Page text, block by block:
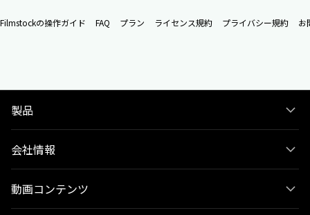
Filmstockの操作ガイド FAQ プラン ライセンス規約 プライバシー規約 お
製品
会社情報
動画コンテンツ